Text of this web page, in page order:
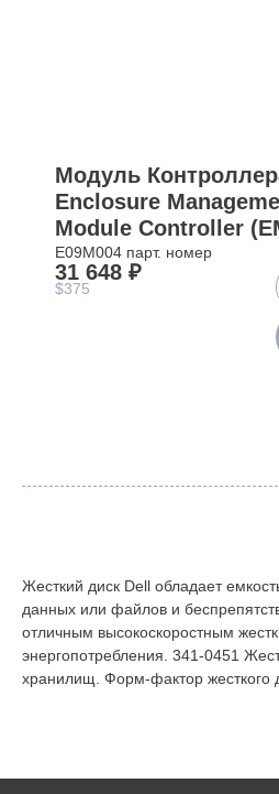
Модуль
Enclosure
Module Controller
4xSFF-8644
PowerVault MD1400
E09M004 парт. номер
31 648 ₽
$375
Жесткий диск Dell обладает
данных или файлов и
отличным высокоскоростным
энергопотребления. 341-0451
хранилищ. Форм-фактор жесткого